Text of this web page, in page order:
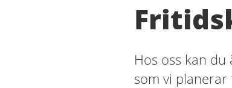
Hos oss kan
som vi